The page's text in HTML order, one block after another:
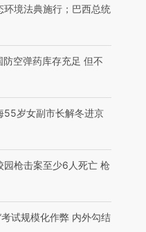
环境法典施行；巴西总统
空弹药库存充足 但不
55岁女副市长解冬进京
园枪击案至少6人死亡 枪
考试规模化作弊 内外勾结